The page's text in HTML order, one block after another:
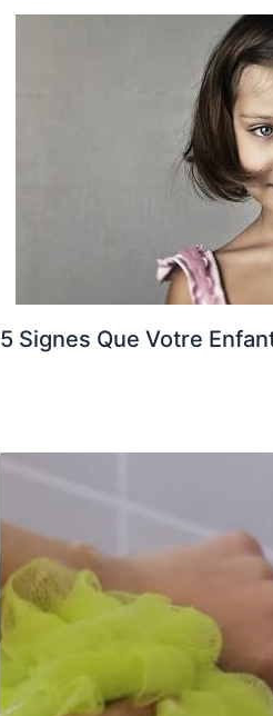
5 Signes Que Votre